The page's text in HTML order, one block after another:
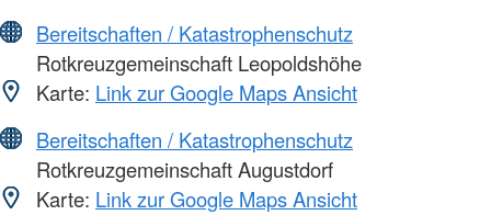
Bereitschaften / Katastrophenschutz
Rotkreuzgemeinschaft Leopoldshöhe
Karte: Link zur Google Maps Ansicht
Bereitschaften / Katastrophenschutz
Rotkreuzgemeinschaft Augustdorf
Karte: Link zur Google Maps Ansicht